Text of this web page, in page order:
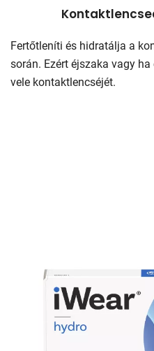
Fertőtleníti és hidratálja a
során. Ezért éjszaka vagy
vele kontaktlencséjét.